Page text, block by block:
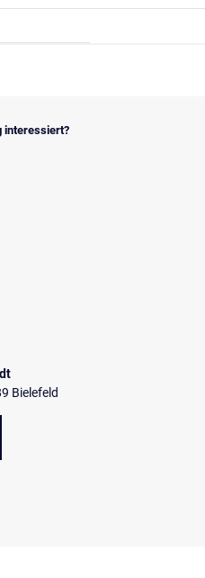
interessiert?
Bielefeld